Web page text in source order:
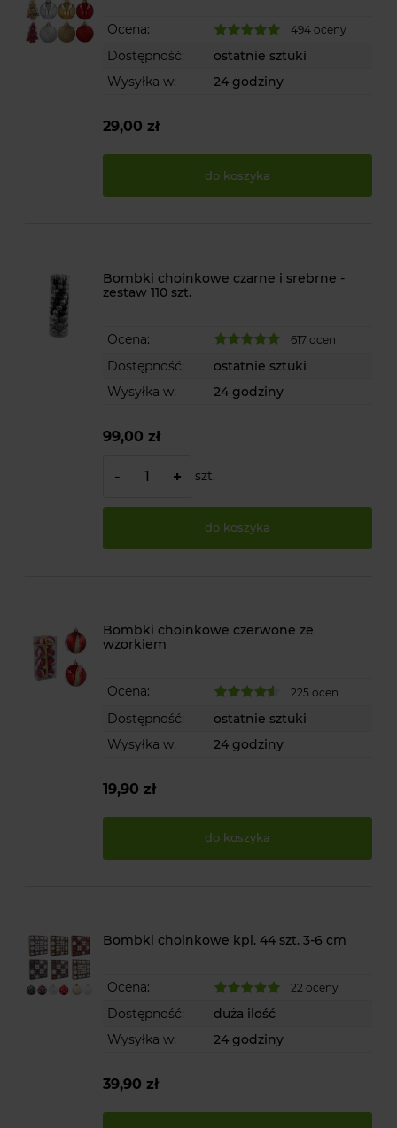
Ocena: 494 oceny
Dostępność:
ostatnie sztuki
Wysyłka w:
24 godziny
29,00 zł
do koszyka
Bombki choinkowe czarne i srebrne -
zestaw 110 szt.
Ocena: 617 ocen
Dostępność:
ostatnie sztuki
Wysyłka w:
24 godziny
99,00 zł
- + szt.
do koszyka
Bombki choinkowe czerwone ze
wzorkiem
Ocena: 225 ocen
Dostępność:
ostatnie sztuki
Wysyłka w:
24 godziny
19,90 zł
do koszyka
Bombki choinkowe kpl. 44 szt. 3-6 cm
Ocena: 22 oceny
Dostępność:
duża ilość
Wysyłka w:
24 godziny
39,90 zł